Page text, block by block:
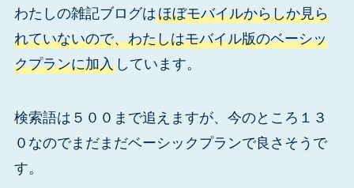
わたしの雑記ブログはほぼモバイルからしか見ら
れていないので、わたしはモバイル版のベーシッ
クプランに加入しています。
検索語は５００まで追えますが、今のところ１３
０なのでまだまだベーシックプランで良さそうで
す。